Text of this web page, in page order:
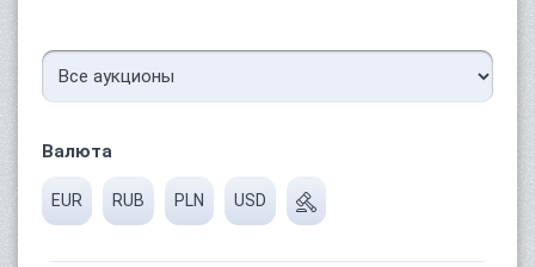
Валюта
EUR RUB PLN USD